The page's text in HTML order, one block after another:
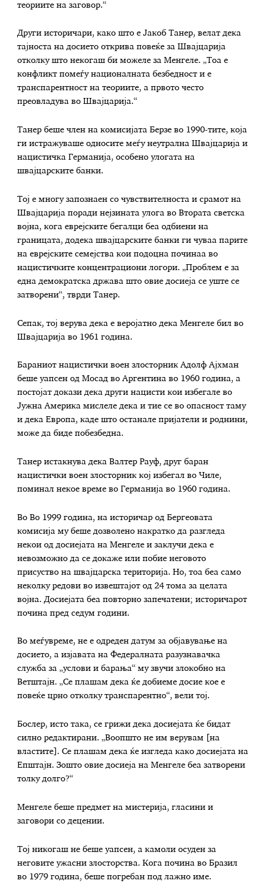
теориите на заговор.“
Други историчари, како што е Јакоб Танер, велат дека
тајноста на досието открива повеќе за Швајцарија
отколку што некогаш би можеле за Менгеле. „Тоа е
конфликт помеѓу националната безбедност и е
транспарентност на тeoриите, а првото често
преовладува во Швајцарија.“
Танер беше член на комисијата Берзе во 1990-тите, која
ги истражуваше односите меѓу неутрална Швајцарија и
нацистичка Германија, особено улогата на
швајцарските банки.
Тој е многу запознаен со чувствителноста и срамот на
Швајцарија поради нејзината улога во Втората светска
војна, кога еврејските бегалци беа одбиени на
границата, додека швајцарските банки ги чуваа парите
на еврејските семејства кои подоцна починаа во
нацистичките концентрациони логори. „Проблем е за
една демократска држава што овие досиеја се уште се
затворени“, тврди Танер.
Сепак, тој верува дека е веројатно дека Менгеле бил во
Швајцарија во 1961 година.
Бараниот нацистички воен злосторник Адолф Ајхман
беше уапсен од Мосад во Аргентина во 1960 година, а
постојат докази дека други нацисти кои избегале во
Јужна Америка мислеле дека и тие се во опасност таму
и дека Европа, каде што останале пријатели и роднини,
може да биде побезбедна.
Танер истакнува дека Валтер Рауф, друг баран
нацистички воен злосторник кој избегал во Чиле,
поминал некое време во Германија во 1960 година.
Во Во 1999 година, на историчар од Бергеовата
комисија му беше дозволено накратко да разгледа
некои од досиејата на Менгеле и заклучи дека е
невозможно да се докаже или побие неговото
присуство на швајцарска територија. Но, тоа беа само
неколку редови во извештајот од 24 тома за целата
војна. Досиејата беа повторно запечатени; историчарот
почина пред седум години.
Во меѓувреме, не е одреден датум за објавување на
досието, а изјавата на Федералната разузнавачка
служба за „услови и барања“ му звучи злокобно на
Ветштајн. „Се плашам дека ќе добиеме досие кое е
повеќе црно отколку транспарентно“, вели тој.
Бослер, исто така, се грижи дека досиејата ќе бидат
силно редактирани. „Воопшто не им верувам [на
властите]. Се плашам дека ќе изгледа како досиејата на
Епштајн. Зошто овие досиеја на Менгеле беа затворени
толку долго?“
Менгеле беше предмет на мистерија, гласини и
заговори со децении.
Тој никогаш не беше уапсен, а камоли осуден за
неговите ужасни злосторства. Кога почина во Бразил
во 1979 година, беше погребан под лажно име.